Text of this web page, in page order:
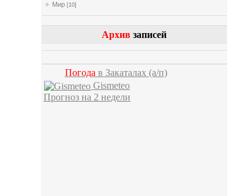
Мир [10]
Архив записей
Погода в Закаталах (а/п)
Gismeteo
Прогноз на 2 недели